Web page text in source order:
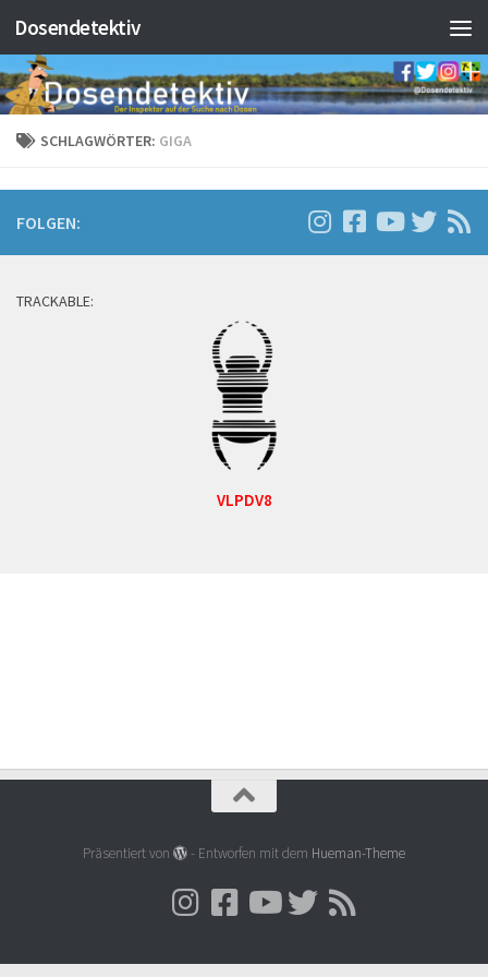
Zum Inhalt springen
Dosendetektiv
SCHLAGWÖRTER: GIGA
FOLGEN:
TRACKABLE:
VLPDV8
Präsentiert von - Entworfen mit dem Hueman-Theme